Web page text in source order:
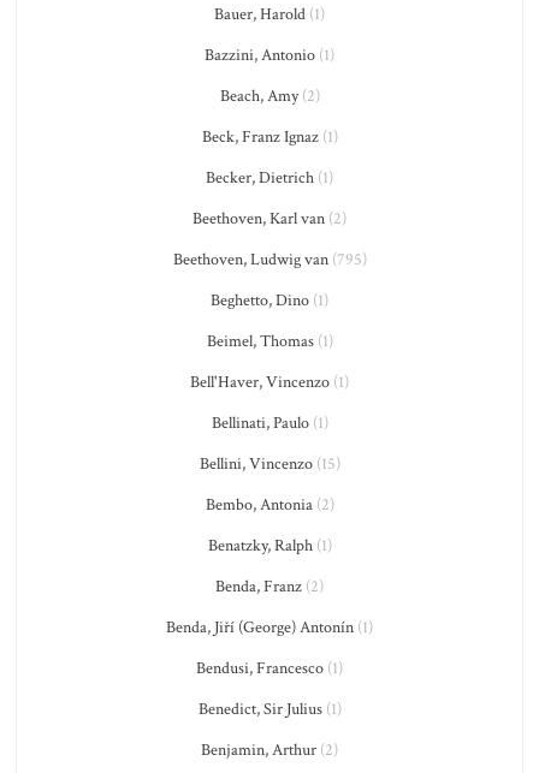
Bauer, Harold (1)
Bazzini, Antonio (1)
Beach, Amy(2)
Beck, Franz Ignaz(1)
Becker, Dietrich (1)
Beethoven, Karl van (2)
Beethoven, Ludwig van(795)
Beghetto, Dino (1)
Beimel, Thomas(1)
Bell'Haver, Vincenzo (1)
Bellinati, Paulo(1)
Bellini, Vincenzo(15)
Bembo, Antonia(2)
Benatzky, Ralph(1)
Benda, Franz (2)
Benda, Jiří (George) Antonín (1)
Bendusi, Francesco (1)
Benedict, Sir Julius(1)
Benjamin, Arthur (2)